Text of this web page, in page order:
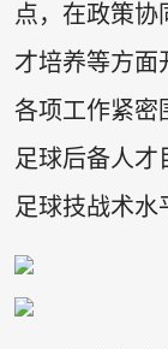
点，在政策协
才培养等方面
各项工作紧密
足球后备人才
足球技战术水